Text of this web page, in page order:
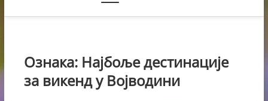
Ознака: Најбоље дестинације
за викенд у Војводини